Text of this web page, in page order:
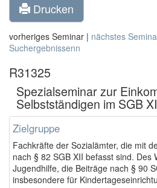
Drucken
vorheriges Seminar | nächstes
Suchergebnissenn
R31325
Spezialseminar zur
Selbstständigen im SGB
Zielgruppe
Fachkräfte der Sozialämter, die mit
nach § 82 SGB XII befasst sind. Des
Jugendhilfe, die Beiträge nach § 90
insbesondere für